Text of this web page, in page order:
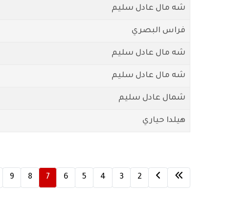
شه مال عادل سليم
فراس البصري
شه مال عادل سليم
شه مال عادل سليم
شمال عادل سليم
هيلدا حياري
2
3
4
5
6
7
8
9